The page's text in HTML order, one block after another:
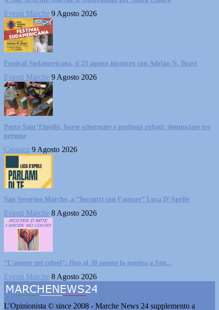
Eventi Marche 9 Agosto 2026
Festival Sudamericana, il 23 agosto incontro con Adrián N. Bravi
Eventi Marche 9 Agosto 2026
Porto Sant’Elpidio, borse schermate e profumi rubati: denunciate tre
persone
Cronaca 9 Agosto 2026
San Severino Marche, a “Incontri con l’autore” Luca D’Aprile
Eventi Marche 8 Agosto 2026
“L’amore nei colori”: fino al 30 agosto la mostra a San...
Eventi Marche 8 Agosto 2026
L'Opinionista © since 2008 - Marche News 24 supplemento a